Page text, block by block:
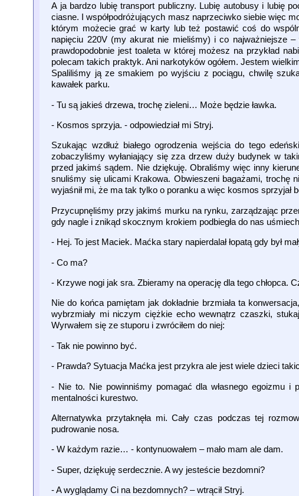
A ja bardzo lubię transport publiczny. Lubię autobusy i lubię
ciasne. I współpodróżujących masz naprzeciwko siebie więc
którym możecie grać w karty lub też postawić coś do
napięciu 220V (my akurat nie mieliśmy) i co najważniejsze
prawdopodobnie jest toaleta w której możesz na przykład
polecam takich praktyk. Ani narkotyków ogółem. Jestem
Spaliliśmy ją ze smakiem po wyjściu z pociągu, chwilę
kawałek parku.
- Tu są jakieś drzewa, trochę zieleni… Może będzie ławka.
- Kosmos sprzyja. - odpowiedział mi Stryj.
Szukając wzdłuż białego ogrodzenia wejścia do tego
zobaczyliśmy wyłaniający się zza drzew duży budynek w
przed jakimś sądem. Nie dziękuję. Obraliśmy więc inny
snuliśmy się ulicami Krakowa. Obwieszeni bagażami, trochę
wyjaśnił mi, że ma tak tylko o poranku a więc kosmos sprzyjał
Przycupnęliśmy przy jakimś murku na rynku, zarządzając
gdy nagle i znikąd skocznym krokiem podbiegła do nas
- Hej. To jest Maciek. Maćka stary napierdalał łopatą gdy był
- Co ma?
- Krzywe nogi jak sra. Zbieramy na operację dla tego chłopca.
Nie do końca pamiętam jak dokładnie brzmiała ta
wybrzmiały mi niczym ciężkie echo wewnątrz czaszki,
Wyrwałem się ze stuporu i zwróciłem do niej:
- Tak nie powinno być.
- Prawda? Sytuacja Maćka jest przykra ale jest wiele dzieci
- Nie to. Nie powinniśmy pomagać dla własnego egoizmu i
mentalności kurestwo.
Alternatywka przytaknęła mi. Cały czas podczas tej
pudrowanie nosa.
- W każdym razie… - kontynuowałem – mało mam ale dam.
- Super, dziękuję serdecznie. A wy jesteście bezdomni?
- A wyglądamy Ci na bezdomnych? – wtrącił Stryj.